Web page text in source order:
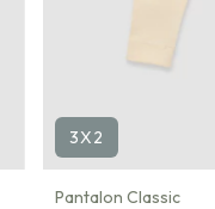
3X2
Pantalon Classic